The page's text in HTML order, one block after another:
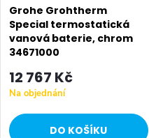
Grohe Grohtherm
Special termostatická
vanová baterie, chrom
34671000
12 767 Kč
Na objednání
DO KOŠÍKU